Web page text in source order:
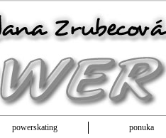
powerskating ponuka